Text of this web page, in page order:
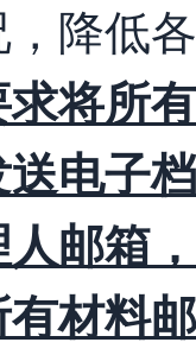
降低
将所
送电子
邮箱
有材料